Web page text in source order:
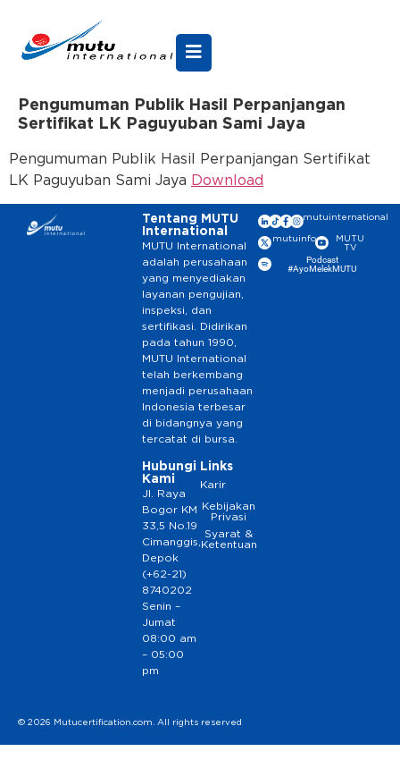
Pengumuman Publik Hasil Perpanjangan
Sertifikat LK Paguyuban Sami Jaya
Pengumuman Publik Hasil Perpanjangan Sertifikat
LK Paguyuban Sami Jaya Download
Tentang MUTU
International
MUTU International
adalah perusahaan
yang menyediakan
layanan pengujian,
inspeksi, dan
sertifikasi. Didirikan
pada tahun 1990,
MUTU International
telah berkembang
menjadi perusahaan
Indonesia terbesar
di bidangnya yang
tercatat di bursa.
Hubungi
Kami
Jl. Raya
Bogor KM
33,5 No.19
Cimanggis,
Depok
(+62-21)
8740202
Senin –
Jumat
08:00 am
– 05:00
pm
Links
Karir
Kebijakan
Privasi
Syarat &
Ketentuan
mutuinternational
mutuinfo
MUTU
TV
Podcast
#AyoMelekMUTU
© 2026 Mutucertification.com. All rights reserved